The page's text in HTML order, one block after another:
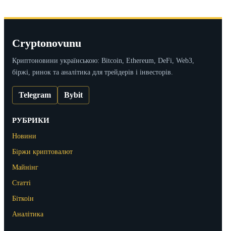
Cryptonovunu
Криптоновини українською: Bitcoin, Ethereum, DeFi, Web3,
біржі, ринок та аналітика для трейдерів і інвесторів.
Telegram Bybit
РУБРИКИ
Новини
Біржи криптовалют
Майнінг
Статті
Біткоін
Аналітика